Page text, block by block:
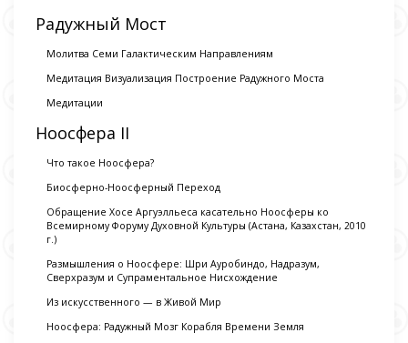
Радужный Мост
Молитва Семи Галактическим Направлениям
Медитация Визуализация Построение Радужного Моста
Медитации
Ноосфера II
Что такое Ноосфера?
Биосферно-Ноосферный Переход
Обращение Хосе Аргуэлльеса касательно Ноосферы ко
Всемирному Форуму Духовной Культуры (Астана, Казахстан, 2010
г.)
Размышления о Ноосфере: Шри Ауробиндо, Надразум,
Сверхразум и Супраментальное Нисхождение
Из искусственного — в Живой Мир
Ноосфера: Радужный Мозг Корабля Времени Земля